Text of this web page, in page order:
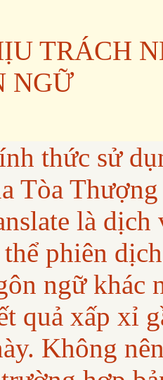
TRÁCH
NGỮ
thức sử
Tòa
là dịch
phiên
ngữ khác
quả xấp xỉ
Không